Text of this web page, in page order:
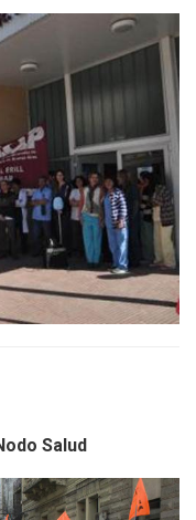
Salud